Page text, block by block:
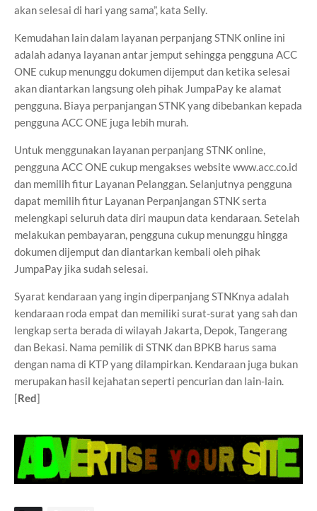
akan selesai di hari yang sama”, kata Selly.
Kemudahan lain dalam layanan perpanjang STNK online ini
adalah adanya layanan antar jemput sehingga pengguna ACC
ONE cukup menunggu dokumen dijemput dan ketika selesai
akan diantarkan langsung oleh pihak JumpaPay ke alamat
pengguna. Biaya perpanjangan STNK yang dibebankan kepada
pengguna ACC ONE juga lebih murah.
Untuk menggunakan layanan perpanjang STNK online,
pengguna ACC ONE cukup mengakses website www.acc.co.id
dan memilih fitur Layanan Pelanggan. Selanjutnya pengguna
dapat memilih fitur Layanan Perpanjangan STNK serta
melengkapi seluruh data diri maupun data kendaraan. Setelah
melakukan pembayaran, pengguna cukup menunggu hingga
dokumen dijemput dan diantarkan kembali oleh pihak
JumpaPay jika sudah selesai.
Syarat kendaraan yang ingin diperpanjang STNKnya adalah
kendaraan roda empat dan memiliki surat-surat yang sah dan
lengkap serta berada di wilayah Jakarta, Depok, Tangerang
dan Bekasi. Nama pemilik di STNK dan BPKB harus sama
dengan nama di KTP yang dilampirkan. Kendaraan juga bukan
merupakan hasil kejahatan seperti pencurian dan lain-lain.
[Red]